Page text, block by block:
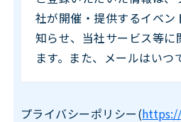
社が開催・提供するイベ
知らせ、当社サービス等
ます。また、メールはいつ
プライバシーポリシー(